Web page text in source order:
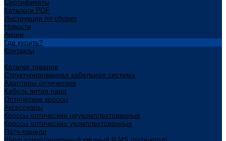
Сертификаты
Каталоги PDF
Инструкции по сборке
Новости
Акции
Где купить?
Контакты
Каталог товаров
Структурированная кабельная система
Адаптеры оптические
Кабель витая пара
Оптические кроссы
Аксессуары
Кроссы оптические неукомплектованные
Кроссы оптические укомплектованные
Патч-панели